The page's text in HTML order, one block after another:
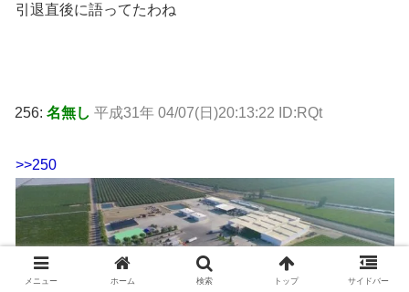
引退直後に語ってたわね
256: 名無し 平成31年 04/07(日)20:13:22 ID:RQt
>>250
メニュー ホーム 検索 トップ サイドバー